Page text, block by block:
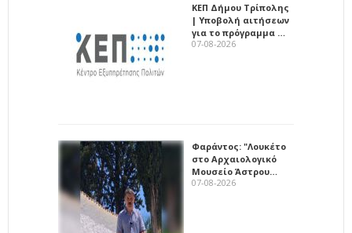
ΚΕΠ Δήμου Τρίπολης
| Υποβολή αιτήσεων
για το πρόγραμμα …
07-08-2026
Φαράντος: "Λουκέτο
στο Αρχαιολογικό
Μουσείο Άστρου…
07-08-2026